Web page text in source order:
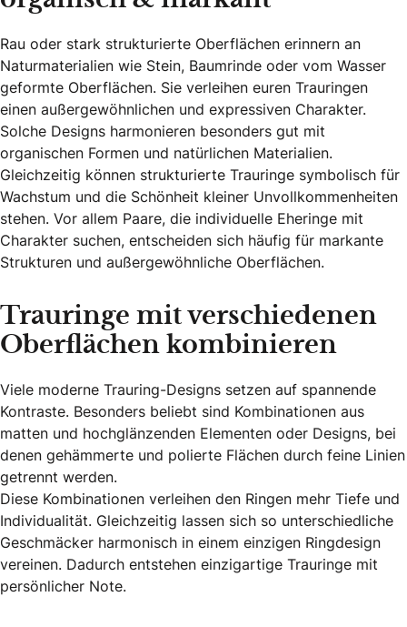
Rau oder stark strukturierte Oberflächen erinnern an
Naturmaterialien wie Stein, Baumrinde oder vom Wasser
geformte Oberflächen. Sie verleihen euren Trauringen
einen außergewöhnlichen und expressiven Charakter.
Solche Designs harmonieren besonders gut mit
organischen Formen und natürlichen Materialien.
Gleichzeitig können strukturierte Trauringe symbolisch für
Wachstum und die Schönheit kleiner Unvollkommenheiten
stehen. Vor allem Paare, die individuelle Eheringe mit
Charakter suchen, entscheiden sich häufig für markante
Strukturen und außergewöhnliche Oberflächen.
Trauringe mit verschiedenen
Oberflächen kombinieren
Viele moderne Trauring-Designs setzen auf spannende
Kontraste. Besonders beliebt sind Kombinationen aus
matten und hochglänzenden Elementen oder Designs, bei
denen gehämmerte und polierte Flächen durch feine Linien
getrennt werden.
Diese Kombinationen verleihen den Ringen mehr Tiefe und
Individualität. Gleichzeitig lassen sich so unterschiedliche
Geschmäcker harmonisch in einem einzigen Ringdesign
vereinen. Dadurch entstehen einzigartige Trauringe mit
persönlicher Note.